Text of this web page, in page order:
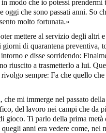
modo che io potessi prendermi
oggi che sono passati anni. So
molto fortunata.»
mettere al servizio degli altri
di quarantena preventiva,
e disse sorridendo:
riuscito a trasmetterlo a lui.
sempre: Fa che quello
che mi immerge nel passato
del lavoro nei campi che da
gioco. Ti parlo della prima
anni era vedere come, nel